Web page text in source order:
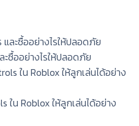
ะซื้ออย่างไรให้ปลอดภัย
ใน Roblox ให้ลูกเล่นได้อย่าง